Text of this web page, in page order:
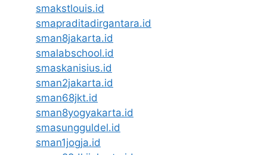
smakstlouis.id
smapraditadirgantara.id
sman8jakarta.id
smalabschool.id
smaskanisius.id
sman2jakarta.id
sman68jkt.id
sman8yogyakarta.id
smasungguldel.id
sman1jogja.id